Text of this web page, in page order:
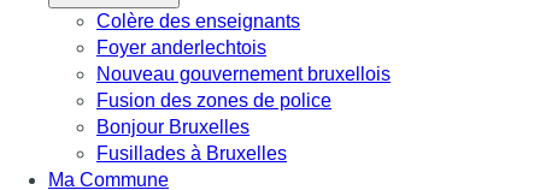
Colère des enseignants
Foyer anderlechtois
Nouveau gouvernement bruxellois
Fusion des zones de police
Bonjour Bruxelles
Fusillades à Bruxelles
Ma Commune